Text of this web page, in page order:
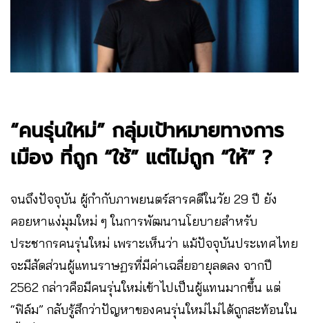
“คนรุ่นใหม่” กลุ่มเป้าหมายทางการ
เมือง ที่ถูก “ใช้” แต่ไม่ถูก “ให้” ?
จนถึงปัจจุบัน ผู้กำกับภาพยนตร์สารคดีในวัย 29 ปี ยัง
คอยหาแง่มุมใหม่ ๆ ในการพัฒนานโยบายสำหรับ
ประชากรคนรุ่นใหม่ เพราะเห็นว่า แม้ปัจจุบันประเทศไทย
จะมีสัดส่วนผู้แทนราษฏรที่มีค่าเฉลี่ยอายุลดลง จากปี
2562 กล่าวคือมีคนรุ่นใหม่เข้าไปเป็นผู้แทนมากขึ้น แต่
“ฟิล์ม” กลับรู้สึกว่าปัญหาของคนรุ่นใหม่ไม่ได้ถูกสะท้อนใน